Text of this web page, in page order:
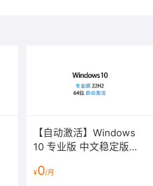
服务
导入镜像
行的容器（包括失败的）
【自动激活】Windows
10 专业版 中文稳定版
64位win10
¥0/月